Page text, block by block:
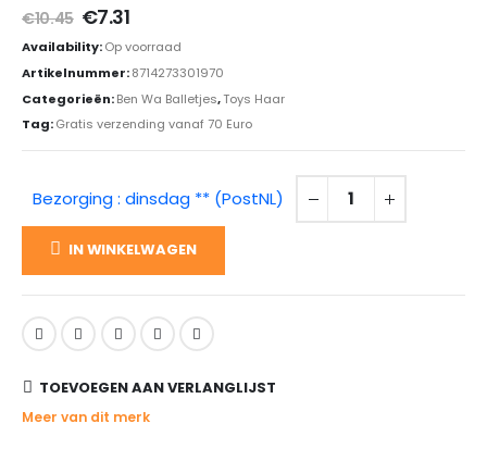
€10.45 Oorspronkelijke
prijs
was:
€10.45.
€7.31Huidige
is:
€7.31.
Availability:Op voorraad
Artikelnummer:8714273301970
Categorieën:Ben Wa Balletjes,Toys Haar
Tag:Gratis verzending vanaf 70 Euro
Bezorging : dinsdag ** (PostNL)
IN WINKELWAGEN
TOEVOEGEN AAN VERLANGLIJST
Meer van dit merk